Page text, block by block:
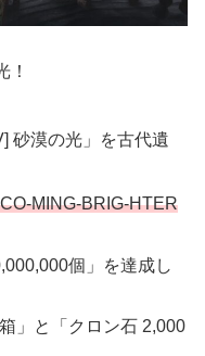
！
砂漠の光」を古代遺
MING-BRIG-HTER
個」を達成し
」と「クロン石 2,000